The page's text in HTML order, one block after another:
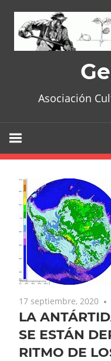
content
Asociación
17 septiembre, 2020
LA
SE ESTÁN
RITMO DE